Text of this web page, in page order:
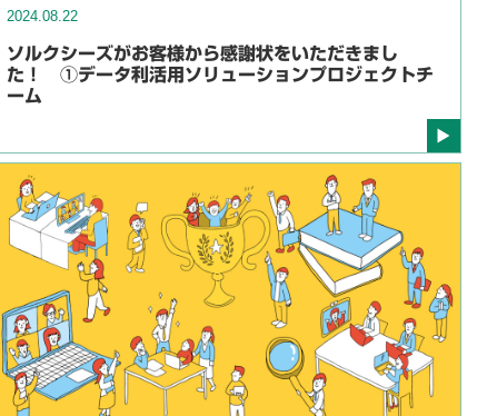
2024.08.22
ソルクシーズがお客様から感謝状をいただきまし
た！ ①データ利活用ソリューションプロジェクトチ
ーム